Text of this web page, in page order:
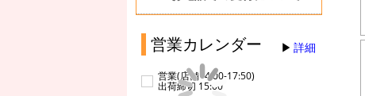
営業カレンダー 詳細
営業(店舗14:00-17:50)
出荷締切 15:00